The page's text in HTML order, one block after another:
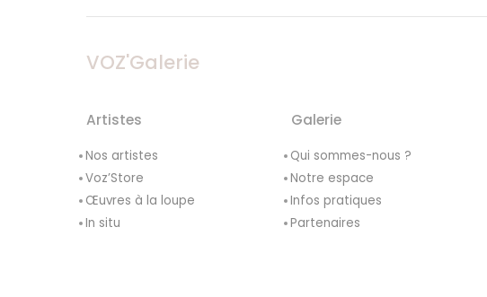
VOZ'Galerie
Artistes
Nos artistes
Voz’Store
Œuvres à la loupe
In situ
Galerie
Qui sommes-nous ?
Notre espace
Infos pratiques
Partenaires